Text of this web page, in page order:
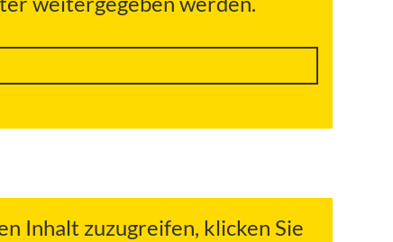
Inhalt zuzugreifen, klicken Sie